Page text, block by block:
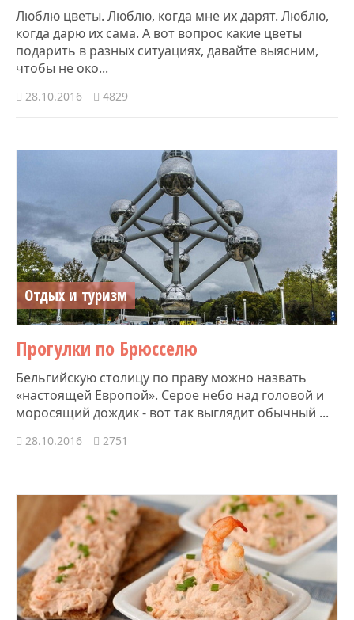
Люблю цветы. Люблю, когда мне их дарят. Люблю,
когда дарю их сама. А вот вопрос какие цветы
подарить в разных ситуациях, давайте выясним,
чтобы не око...
28.10.2016 4829
Отдых и туризм
Прогулки по Брюсселю
Бельгийскую столицу по праву можно назвать
«настоящей Европой». Серое небо над головой и
моросящий дождик - вот так выглядит обычный ...
28.10.2016 2751